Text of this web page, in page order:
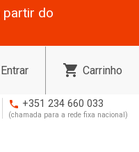
partir do
Entrar shopping_cart Carrinho
phone +351 234 660 033
(chamada para a rede fixa nacional)